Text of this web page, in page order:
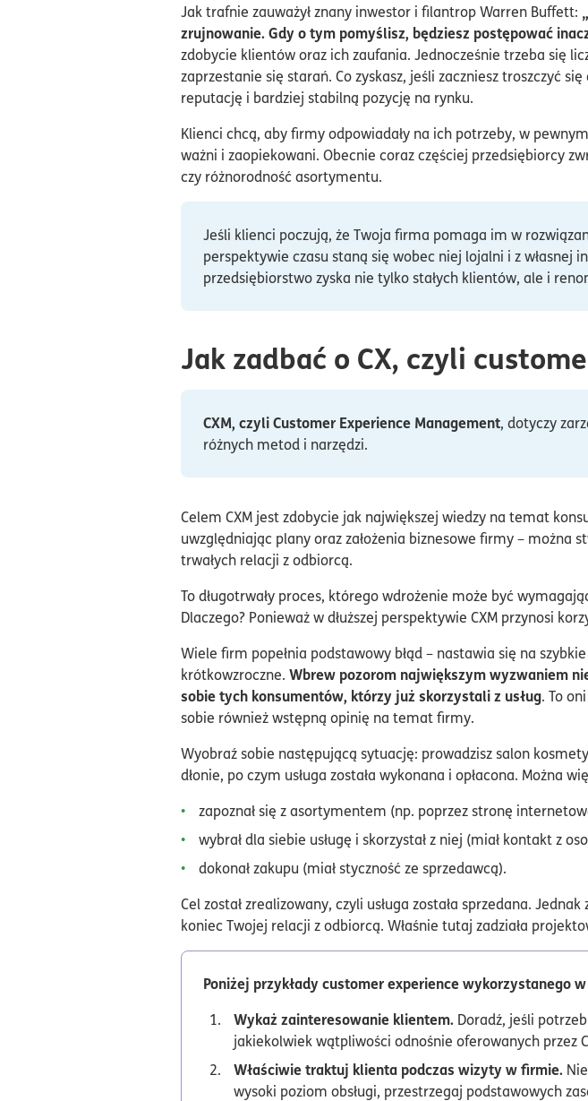
Jak trafnie zauważył znany inwestor i filantrop Warren Buffett:
zrujnowanie. Gdy o tym pomyślisz, będziesz postępować
zdobycie klientów oraz ich zaufania. Jednocześnie trzeba się
zaprzestanie się starań. Co zyskasz, jeśli zaczniesz troszczyć
reputację i bardziej stabilną pozycję na rynku.
Klienci chcą, aby firmy odpowiadały na ich potrzeby, w
ważni i zaopiekowani. Obecnie coraz częściej przedsiębiorcy
czy różnorodność asortymentu.
Jeśli klienci poczują, że Twoja firma pomaga im w
perspektywie czasu staną się wobec niej lojalni i z własnej
przedsiębiorstwo zyska nie tylko stałych klientów, ale i
Jak zadbać o CX, czyli
CXM, czyli Customer Experience Management, dotyczy
różnych metod i narzędzi.
Celem CXM jest zdobycie jak największej wiedzy na temat
uwzględniając plany oraz założenia biznesowe firmy –
trwałych relacji z odbiorcą.
To długotrwały proces, którego wdrożenie może być
Dlaczego? Ponieważ w dłuższej perspektywie CXM przynosi
Wiele firm popełnia podstawowy błąd – nastawia się na
krótkowzroczne. Wbrew pozorom największym wyzwaniem
sobie tych konsumentów, którzy już skorzystali z usług. To
sobie również wstępną opinię na temat firmy.
Wyobraź sobie następującą sytuację: prowadzisz salon
dłonie, po czym usługa została wykonana i opłacona. Można
zapoznał się z asortymentem (np. poprzez stronę
wybrał dla siebie usługę i skorzystał z niej (miał kontakt z
dokonał zakupu (miał styczność ze sprzedawcą).
Cel został zrealizowany, czyli usługa została sprzedana.
koniec Twojej relacji z odbiorcą. Właśnie tutaj zadziała
Poniżej przykłady customer experience wykorzystanego
Wykaż zainteresowanie klientem. Doradź, jeśli
jakiekolwiek wątpliwości odnośnie oferowanych przez
Właściwie traktuj klienta podczas wizyty w firmie.
wysoki poziom obsługi, przestrzegaj podstawowych